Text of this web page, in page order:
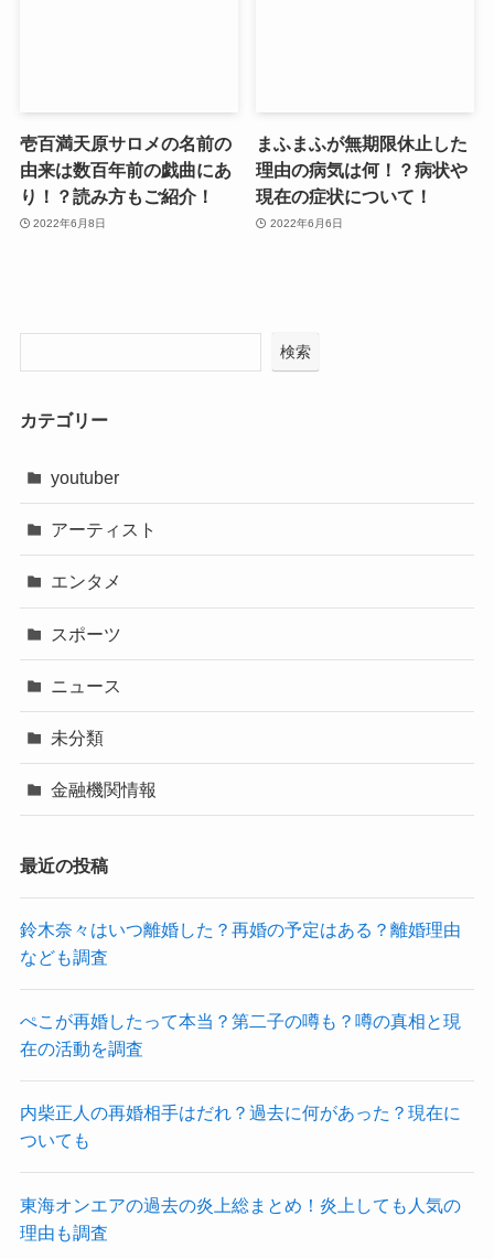
壱百満天原サロメの名前の
由来は数百年前の戯曲にあ
り！？読み方もご紹介！
2022年6月8日
まふまふが無期限休止した
理由の病気は何！？病状や
現在の症状について！
2022年6月6日
検索
カテゴリー
youtuber
アーティスト
エンタメ
スポーツ
ニュース
未分類
金融機関情報
最近の投稿
鈴木奈々はいつ離婚した？再婚の予定はある？離婚理由
なども調査
ぺこが再婚したって本当？第二子の噂も？噂の真相と現
在の活動を調査
内柴正人の再婚相手はだれ？過去に何があった？現在に
ついても
東海オンエアの過去の炎上総まとめ！炎上しても人気の
理由も調査